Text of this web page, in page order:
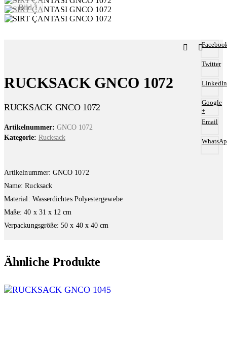
RUCKSACK GNCO 1072
RUCKSACK GNCO 1072
Artikelnummer: GNCO 1072
Kategorie: Rucksack
Twitter
LinkedIn
Google
+
Email
Artikelnummer: GNCO 1072
Name: Rucksack
Material: Wasserdichtes Polyestergewebe
Maße: 40 x 31 x 12 cm
Verpackungsgröße: 50 x 40 x 40 cm
Ähnliche Produkte